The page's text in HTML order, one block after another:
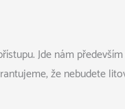
Jde nám
že nebudete